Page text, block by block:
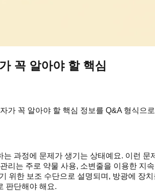
꼭 알아야 할 핵심
가 꼭 알아야 할 핵심 정보를 Q&A 형식으
과정에 문제가 생기는 상태예요. 이런 문
는 주로 약물 사용, 소변줄을 이용한 지
위한 보조 수단으로 설명되며, 방광에 장
판단해야 해요.